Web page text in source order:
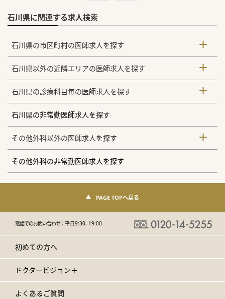
石川県に関連する求人検索
石川県の市区町村の医師求人を探す
石川県以外の近隣エリアの医師求人を探す
石川県の診療科目毎の医師求人を探す
石川県の非常勤医師求人を探す
その他外科以外の医師求人を探す
その他外科の非常勤医師求人を探す
PAGE TOPへ戻る
電話でのお問い合わせ：平日9:30- 19:00
初めての方へ
ドクタービジョン＋
よくあるご質問